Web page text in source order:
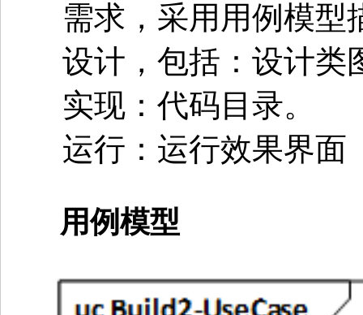
需求，采用用例模型
设计，包括：设计类
实现：代码目录。
运行：运行效果界面
用例模型